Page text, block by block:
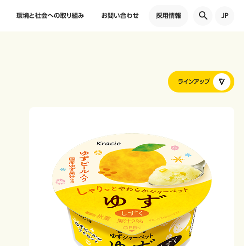
環境と社会への取り組み お問い合わせ 採用情報 JP
ラインアップ